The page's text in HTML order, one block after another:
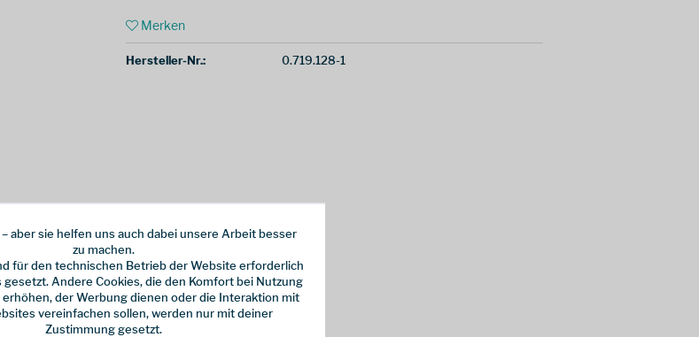
Merken
Hersteller-Nr.: 0.719.128-1
aber sie helfen uns auch dabei unsere Arbeit besser
zu machen.
für den technischen Betrieb der Website erforderlich
Andere Cookies, die den Komfort bei Nutzung
der Werbung dienen oder die Interaktion mit
vereinfachen sollen, werden nur mit deiner
Zustimmung gesetzt.